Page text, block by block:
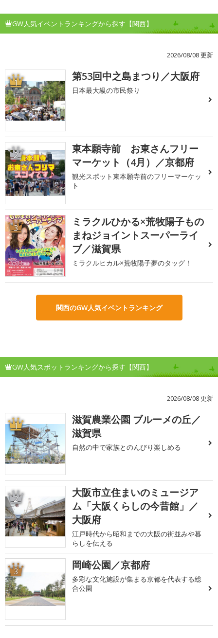
GW人気イベントランキングから探す【関西】
2026/08/08 更新
1 第53回中之島まつり／大阪府
日本最大級の市民祭り
2
東本願寺前 お東さんフリー
マーケット（4月）／京都府
観光スポット東本願寺前のフリーマーケッ
ト
3
ミラクルひかる×荒牧陽子もの
まねジョイントスーパーライ
ブ／滋賀県
ミラクルヒカル×荒牧陽子夢のタッグ！
関西のGW人気イベントランキング
GW人気スポットランキングから探す【関西】
2026/08/08 更新
1
滋賀農業公園 ブルーメの丘／
滋賀県
自然の中で家族とのんびり楽しめる
2
大阪市立住まいのミュージア
ム「大阪くらしの今昔館」／
大阪府
江戸時代から昭和までの大阪の街並みや暮
らしを伝える
3 岡崎公園／京都府
多彩な文化施設が集まる京都を代表する総
合公園